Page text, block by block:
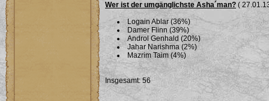
Wer ist der umgänglichste Asha´man? (
Logain Ablar (36%)
Damer Flinn (39%)
Androl Genhald (20%)
Jahar Narishma (2%)
Mazrim Taim (4%)
Insgesamt: 56